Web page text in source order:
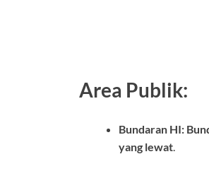
Area Publik:
Bundaran HI:
yang lewat.